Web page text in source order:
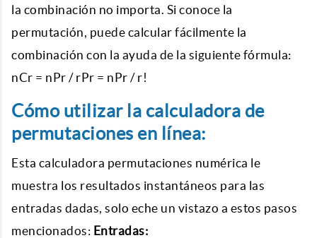
la combinación no importa. Si conoce la
permutación, puede calcular fácilmente la
combinación con la ayuda de la siguiente fórmula:
nCr = nPr / rPr = nPr / r!
Cómo utilizar la calculadora de
permutaciones en línea:
Esta calculadora permutaciones numérica le
muestra los resultados instantáneos para las
entradas dadas, solo eche un vistazo a estos pasos
mencionados: Entradas: